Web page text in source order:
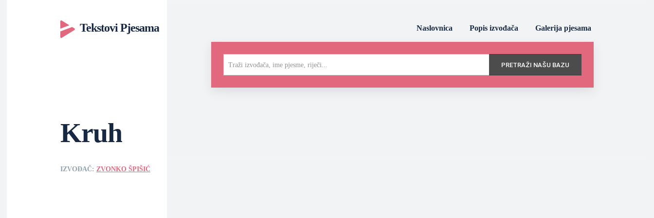
Tekstovi Pjesama Naslovnica Popis izvođača Galerija pjesama
Traži izvođača, ime pjesme, riječi... PRETRAŽI NAŠU BAZU
Kruh
IZVOĐAČ: ZVONKO ŠPIŠIĆ